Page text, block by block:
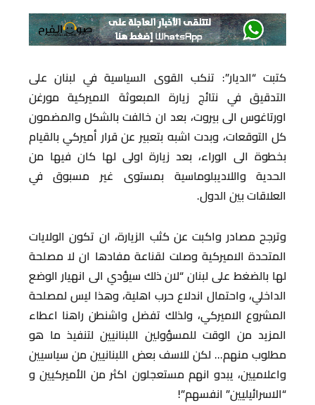
كتبت “الديار”: تنكب القوى السياسية في لبنان على
التدقيق في نتائج زيارة المبعوثة الاميركية مورغن
اورتاغوس الى بيروت، بعد ان خالفت بالشكل والمضمون
كل التوقعات، وبدت اشبه بتعبير عن قرار أميركي بالقيام
بخطوة الى الوراء، بعد زيارة اولى لها كان فيها من
الحدية واللاديبلوماسية بمستوى غير مسبوق في
العلاقات بين الدول.
وترجح مصادر واكبت عن كثب الزيارة، ان تكون الولايات
المتحدة الاميركية وصلت لقناعة مفادها ان لا مصلحة
لها بالضغط على لبنان “لان ذلك سيؤدي الى انهيار الوضع
الداخلي، واحتمال اندلاع حرب اهلية، وهذا ليس لمصلحة
المشروع الاميركي، ولذلك تفضل واشنطن راهنا اعطاء
المزيد من الوقت للمسؤولين اللبنانيين لتنفيذ ما هو
مطلوب منهم… لكن للاسف بعض اللبنانيين من سياسيين
واعلاميين، يبدو انهم مستعجلون اكثر من الأميركيين و
“الاسرائيليين” انفسهم”!